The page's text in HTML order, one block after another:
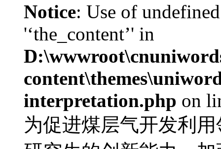
Notice: Use of
'‘the_content’' in
interpretation.php on
为促进煤层气开发利